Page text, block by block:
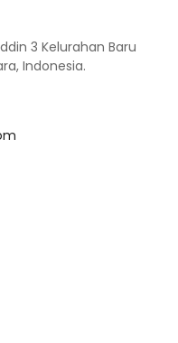
3 Kelurahan Baru
Indonesia.